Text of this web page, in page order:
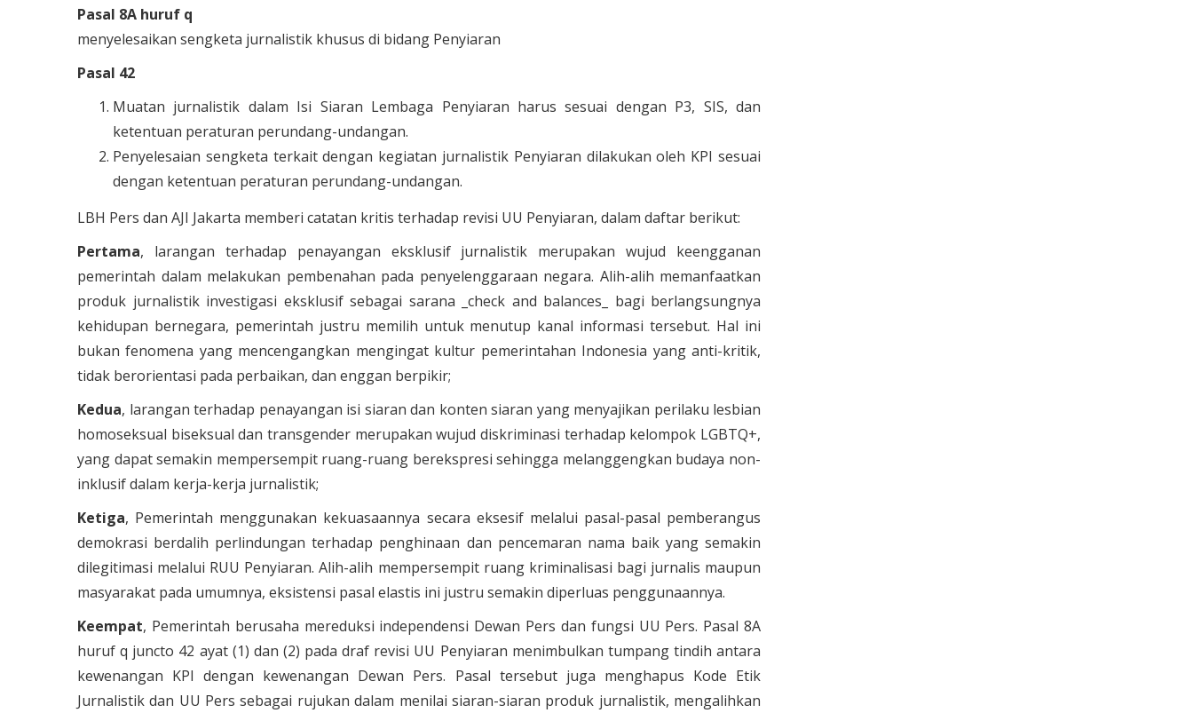
Pasal 8A huruf q
menyelesaikan sengketa jurnalistik khusus di bidang Penyiaran
Pasal 42
Muatan jurnalistik dalam Isi Siaran Lembaga Penyiaran harus sesuai dengan P3, SIS, dan
ketentuan peraturan perundang-undangan.
Penyelesaian sengketa terkait dengan kegiatan jurnalistik Penyiaran dilakukan oleh KPI sesuai
dengan ketentuan peraturan perundang-undangan.
LBH Pers dan AJI Jakarta memberi catatan kritis terhadap revisi UU Penyiaran, dalam daftar berikut:
Pertama, larangan terhadap penayangan eksklusif jurnalistik merupakan wujud keengganan
pemerintah dalam melakukan pembenahan pada penyelenggaraan negara. Alih-alih memanfaatkan
produk jurnalistik investigasi eksklusif sebagai sarana _check and balances_ bagi berlangsungnya
kehidupan bernegara, pemerintah justru memilih untuk menutup kanal informasi tersebut. Hal ini
bukan fenomena yang mencengangkan mengingat kultur pemerintahan Indonesia yang anti-kritik,
tidak berorientasi pada perbaikan, dan enggan berpikir;
Kedua, larangan terhadap penayangan isi siaran dan konten siaran yang menyajikan perilaku lesbian
homoseksual biseksual dan transgender merupakan wujud diskriminasi terhadap kelompok LGBTQ+,
yang dapat semakin mempersempit ruang-ruang berekspresi sehingga melanggengkan budaya non-
inklusif dalam kerja-kerja jurnalistik;
Ketiga, Pemerintah menggunakan kekuasaannya secara eksesif melalui pasal-pasal pemberangus
demokrasi berdalih perlindungan terhadap penghinaan dan pencemaran nama baik yang semakin
dilegitimasi melalui RUU Penyiaran. Alih-alih mempersempit ruang kriminalisasi bagi jurnalis maupun
masyarakat pada umumnya, eksistensi pasal elastis ini justru semakin diperluas penggunaannya.
Keempat, Pemerintah berusaha mereduksi independensi Dewan Pers dan fungsi UU Pers. Pasal 8A
huruf q juncto 42 ayat (1) dan (2) pada draf revisi UU Penyiaran menimbulkan tumpang tindih antara
kewenangan KPI dengan kewenangan Dewan Pers. Pasal tersebut juga menghapus Kode Etik
Jurnalistik dan UU Pers sebagai rujukan dalam menilai siaran-siaran produk jurnalistik, mengalihkan